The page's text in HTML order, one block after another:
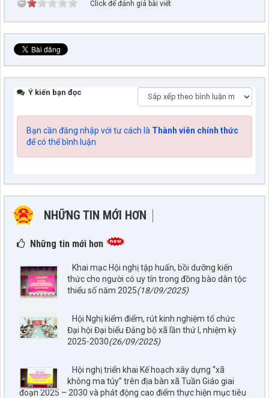
Click để đánh giá bài viết
Ý kiến bạn đọc
Bạn cần đăng nhập với tư cách là Thành viên chính thức
để có thể bình luận
NHỮNG TIN MỚI HƠN
NHỮNG TIN CŨ HƠN
Những tin mới hơn
Khai mạc Hội nghị tập huấn, bồi dưỡng kiến
thức cho người có uy tín trong đồng bào dân tộc
thiểu số năm 2025(18/09/2025)
Hội Nghị kiểm điểm, rút kinh nghiệm tổ chức
Đại hội Đại biểu Đảng bộ xã lần thứ I, nhiệm kỳ
2025-2030(26/09/2025)
Hội nghị triển khai Kế hoạch xây dựng “xã
không ma túy” trên địa bàn xã Tuần Giáo giai
đoạn 2025 – 2030 và phát động cao điểm thực hiện mục tiêu